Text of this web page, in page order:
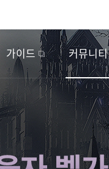
가이드 커뮤니티